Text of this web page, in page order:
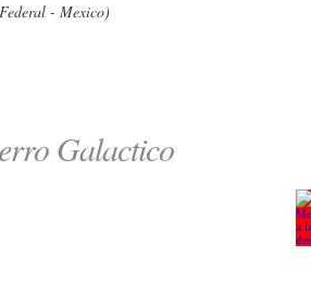
- Mexico)
Galactico